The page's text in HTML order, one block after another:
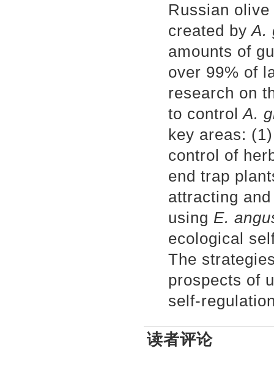
Russian
created by A.
amounts of
over 99% of
research on
to control A.
key areas:
control of
end trap
attracting
using E.
ecological
The
prospects of
self-
读者评论